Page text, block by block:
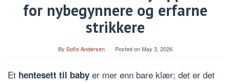
for nybegynnere og erfarne
strikkere
By Sofie Andersen Posted onMay 3, 2026
Et hentesett til baby er mer enn bare klær; det er det